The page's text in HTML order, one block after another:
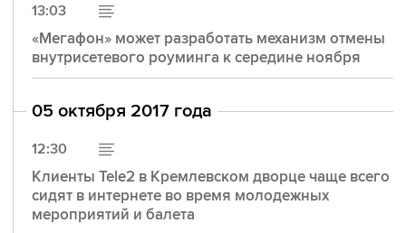
13:03
«Мегафон» может разработать механизм отмены
внутрисетевого роуминга к середине ноября
05 октября 2017 года
12:30
Клиенты Tele2 в Кремлевском дворце чаще всего
сидят в интернете во время молодежных
мероприятий и балета